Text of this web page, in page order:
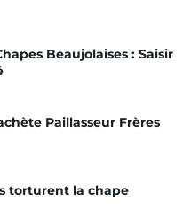
L’ensemble
aboutir, l’intégralité
été déposée sur les
Beaujolaises : Saisir
Paillasseur Frères
torturent la chape